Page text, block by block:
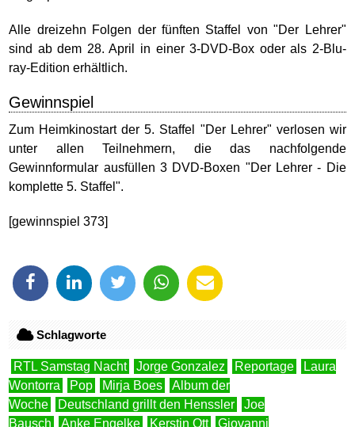
Alle dreizehn Folgen der fünften Staffel von "Der Lehrer"
sind ab dem 28. April in einer 3-DVD-Box oder als 2-Blu-
ray-Edition erhältlich.
Gewinnspiel
Zum Heimkinostart der 5. Staffel "Der Lehrer" verlosen wir
unter allen Teilnehmern, die das nachfolgende
Gewinnformular ausfüllen 3 DVD-Boxen "Der Lehrer - Die
komplette 5. Staffel".
[gewinnspiel 373]
Schlagworte
RTL Samstag Nacht Jorge Gonzalez Reportage
Laura
Wontorra
Pop Mirja Boes
Album der
Woche
Deutschland grillt den Henssler
Joe
Bausch
Anke Engelke Kerstin Ott Giovanni